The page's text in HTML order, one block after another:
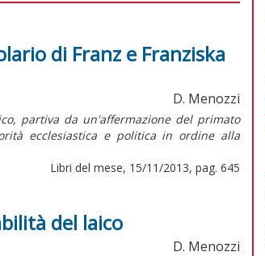
di Franz e Franziska
D. Menozzi
partiva da un'affermazione del primato
ecclesiastica e politica in ordine alla
Libri del mese, 15/11/2013, pag. 645
del laico
D. Menozzi